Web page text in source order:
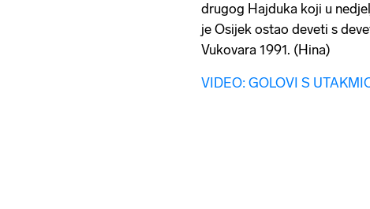
drugog Hajduka koji u
je Osijek ostao deveti s
Vukovara 1991. (Hina)
VIDEO: GOLOVI S